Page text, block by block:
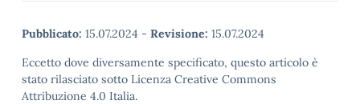
Pubblicato: 15.07.2024 - Revisione: 15.07.2024
Eccetto dove diversamente specificato, questo articolo è
stato rilasciato sotto Licenza Creative Commons
Attribuzione 4.0 Italia.